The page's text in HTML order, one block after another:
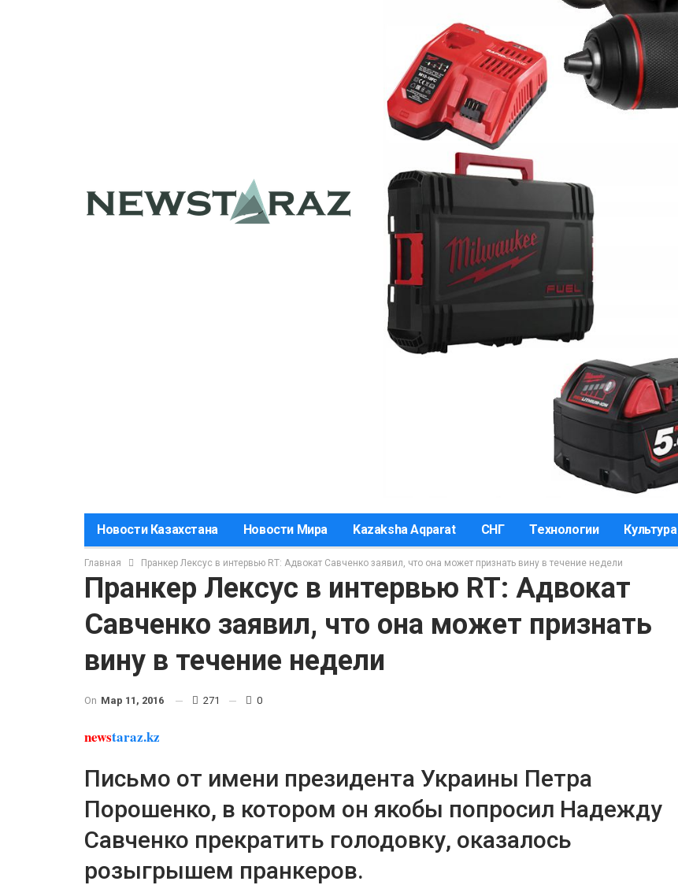
Новости Казахстана Новости Мира Kazaksha Aqparat СНГ Технологии Культура
Главная Пранкер Лексус в интервью RT: Адвокат Савченко заявил, что она может признать вину в течение недели
Пранкер Лексус в интервью RT: Адвокат
Савченко заявил, что она может признать
вину в течение недели
On Мар 11, 2016 271 0
newstaraz.kz
Письмо от имени президента Украины Петра
Порошенко, в котором он якобы попросил Надежду
Савченко прекратить голодовку, оказалось
розыгрышем пранкеров.